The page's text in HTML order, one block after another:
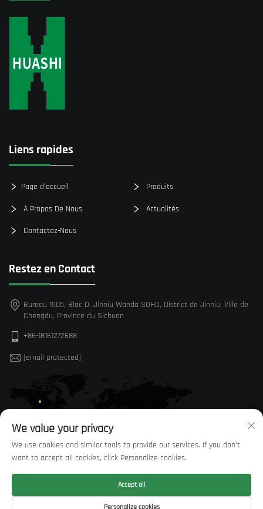
Liens rapides
Page d’accueil Produits
À Propos De Nous Actualités
Contactez-Nous
Restez en Contact
Bureau 1905, Bloc D, Jinniu Wanda SOHO, District de Jinniu, Ville de
Chengdu, Province du Sichuan
+86-18161272688
[email protected]
Droits d'auteur © Sichuan Huaxi Trading Co., LTD —Politique de
We value your privacy
We use cookies and similar tools to provide our services. If you don't
want to accept all cookies, click Personalize cookies.
Personalize cookies
Accept all